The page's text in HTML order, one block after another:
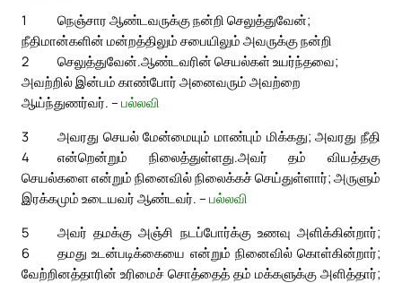
1
நெஞ்சார ஆண்டவருக்கு நன்றி செலுத்துவேன்;
நீதிமான்களின் மன்றத்திலும் சபையிலும் அவருக்கு நன்றி
செலுத்துவேன்.
2
ஆண்டவரின் செயல்கள் உயர்ந்தவை;
அவற்றில் இன்பம் காண்போர் அனைவரும் அவற்றை
ஆய்ந்துணர்வர். – பல்லவி
3
அவரது செயல் மேன்மையும் மாண்பும் மிக்கது; அவரது நீதி
என்றென்றும் நிலைத்துள்ளது.
4
அவர் தம் வியத்தகு
செயல்களை என்றும் நினைவில் நிலைக்கச் செய்துள்ளார்; அருளும்
இரக்கமும் உடையவர் ஆண்டவர். – பல்லவி
5
அவர் தமக்கு அஞ்சி நடப்போர்க்கு உணவு அளிக்கின்றார்;
தமது உடன்படிக்கையை என்றும் நினைவில் கொள்கின்றார்;
6
வேற்றினத்தாரின் உரிமைச் சொத்தைத் தம் மக்களுக்கு அளித்தார்;